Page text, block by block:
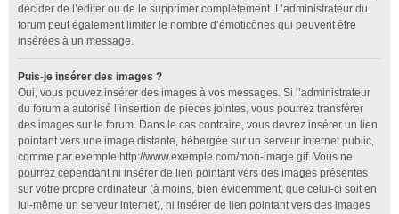
décider de l’éditer ou de le supprimer complètement. L’administrateur du
forum peut également limiter le nombre d’émoticônes qui peuvent être
insérées à un message.
Puis-je insérer des images ?
Oui, vous pouvez insérer des images à vos messages. Si l’administrateur
du forum a autorisé l’insertion de pièces jointes, vous pourrez transférer
des images sur le forum. Dans le cas contraire, vous devrez insérer un lien
pointant vers une image distante, hébergée sur un serveur internet public,
comme par exemple http://www.exemple.com/mon-image.gif. Vous ne
pourrez cependant ni insérer de lien pointant vers des images présentes
sur votre propre ordinateur (à moins, bien évidemment, que celui-ci soit en
lui-même un serveur internet), ni insérer de lien pointant vers des images